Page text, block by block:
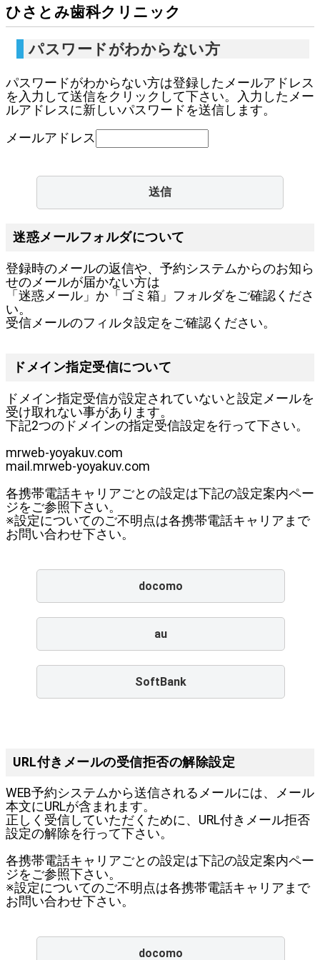
ひさとみ歯科クリニック
パスワードがわからない方
パスワードがわからない方は登録したメールアドレス
を入力して送信をクリックして下さい。入力したメー
ルアドレスに新しいパスワードを送信します。
メールアドレス
迷惑メールフォルダについて
登録時のメールの返信や、予約システムからのお知ら
せのメールが届かない方は
「迷惑メール」か「ゴミ箱」フォルダをご確認くださ
い。
受信メールのフィルタ設定をご確認ください。
ドメイン指定受信について
ドメイン指定受信が設定されていないと設定メールを
受け取れない事があります。
下記2つのドメインの指定受信設定を行って下さい。
mrweb-yoyakuv.com
mail.mrweb-yoyakuv.com
各携帯電話キャリアごとの設定は下記の設定案内ペー
ジをご参照下さい。
※設定についてのご不明点は各携帯電話キャリアまで
お問い合わせ下さい。
docomo
au
SoftBank
URL付きメールの受信拒否の解除設定
WEB予約システムから送信されるメールには、メール
本文にURLが含まれます。
正しく受信していただくために、URL付きメール拒否
設定の解除を行って下さい。
各携帯電話キャリアごとの設定は下記の設定案内ペー
ジをご参照下さい。
※設定についてのご不明点は各携帯電話キャリアまで
お問い合わせ下さい。
docomo